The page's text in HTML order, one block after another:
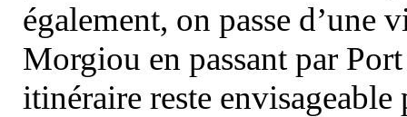
également, on passe d’une
Morgiou en passant par
itinéraire reste